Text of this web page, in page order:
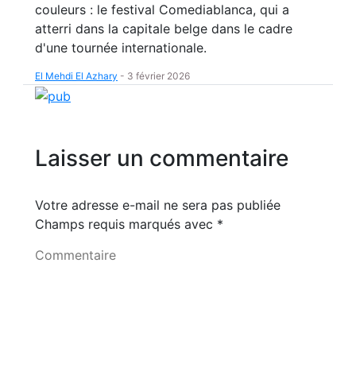
couleurs : le festival Comediablanca, qui a
atterri dans la capitale belge dans le cadre
d'une tournée internationale.
El Mehdi El Azhary - 3 février 2026
Laisser un commentaire
Votre adresse e-mail ne sera pas publiée
Champs requis marqués avec *
Commentaire